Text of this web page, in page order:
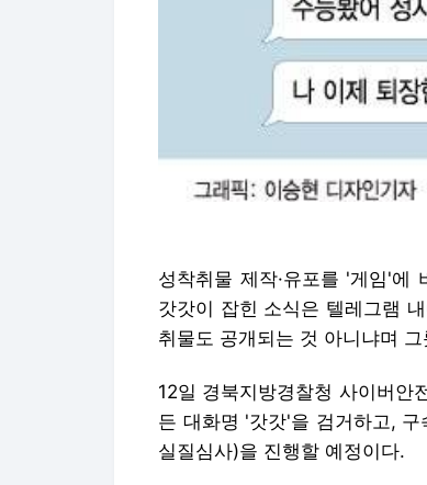
성착취물 제작·유포를 '게임'에
갓갓이 잡힌 소식은 텔레그램
취물도 공개되는 것 아니냐며
12일 경북지방경찰청 사이버안
든 대화명 '갓갓'을 검거하고,
실질심사)을 진행할 예정이다.